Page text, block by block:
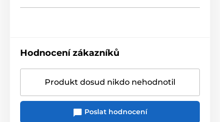
Hodnocení zákazníků
Produkt dosud nikdo nehodnotil
Poslat hodnocení